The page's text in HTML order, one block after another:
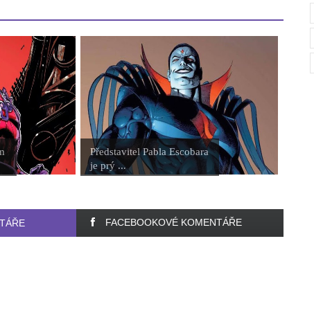
Představitel Pabla Escobara
je prý ...
FACEBOOKOVÉ KOMENTÁŘE